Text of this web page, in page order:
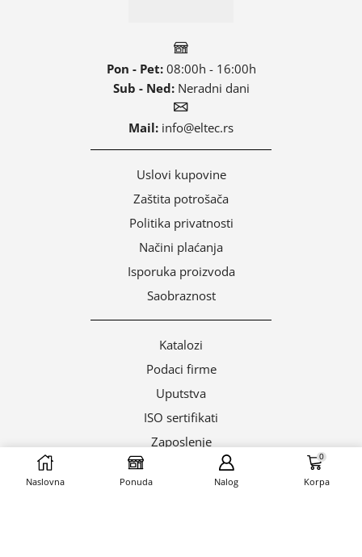
Pon - Pet:08:00h - 16:00h
Sub - Ned:Neradni dani
Mail: info@eltec.rs
Uslovi kupovine
Zaštita potrošača
Politika privatnosti
Načini plaćanja
Isporuka proizvoda
Saobraznost
Katalozi
Podaci firme
Uputstva
ISO sertifikati
Zaposlenje
Naslovna Ponuda Nalog
0
Korpa